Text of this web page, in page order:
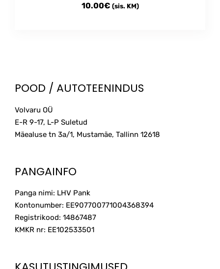
10.00€ (sis. KM)
POOD / AUTOTEENINDUS
Volvaru OÜ
E-R 9-17, L-P Suletud
Mäealuse tn 3a/1, Mustamäe, Tallinn 12618
PANGAINFO
Panga nimi: LHV Pank
Kontonumber: EE907700771004368394
Registrikood: 14867487
KMKR nr: EE102533501